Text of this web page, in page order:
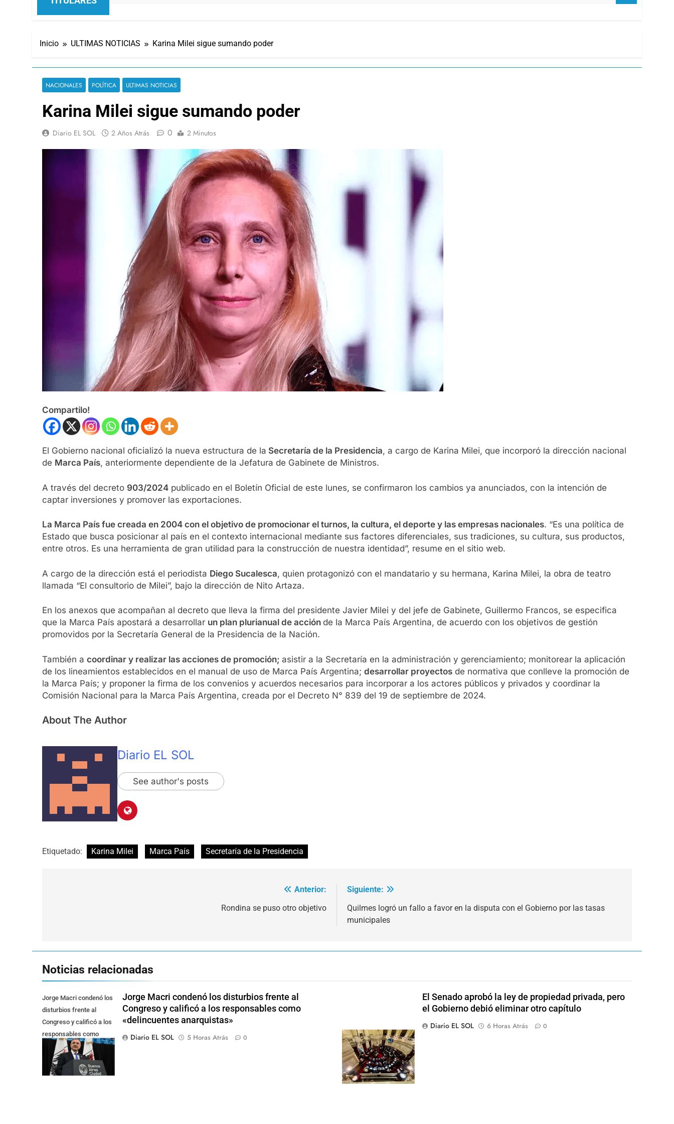
Inicio ULTIMAS NOTICIAS Karina Milei sigue sumando poder
NACIONALES POLÍTICA ULTIMAS NOTICIAS
Karina Milei sigue sumando poder
Diario EL SOL 2 Años Atrás 0 2 Minutos
Compartilo!
El Gobierno nacional oficializó la nueva estructura de la Secretaría de la Presidencia, a cargo de Karina Milei, que incorporó la dirección nacional
de Marca País, anteriormente dependiente de la Jefatura de Gabinete de Ministros.
A través del decreto 903/2024 publicado en el Boletín Oficial de este lunes, se confirmaron los cambios ya anunciados, con la intención de
captar inversiones y promover las exportaciones.
La Marca País fue creada en 2004 con el objetivo de promocionar el turnos, la cultura, el deporte y las empresas nacionales. “Es una política de
Estado que busca posicionar al país en el contexto internacional mediante sus factores diferenciales, sus tradiciones, su cultura, sus productos,
entre otros. Es una herramienta de gran utilidad para la construcción de nuestra identidad”, resume en el sitio web.
A cargo de la dirección está el periodista Diego Sucalesca, quien protagonizó con el mandatario y su hermana, Karina Milei, la obra de teatro
llamada “El consultorio de Milei”, bajo la dirección de Nito Artaza.
En los anexos que acompañan al decreto que lleva la firma del presidente Javier Milei y del jefe de Gabinete, Guillermo Francos, se especifica
que la Marca País apostará a desarrollar un plan plurianual de acción de la Marca País Argentina, de acuerdo con los objetivos de gestión
promovidos por la Secretaría General de la Presidencia de la Nación.
También a coordinar y realizar las acciones de promoción; asistir a la Secretaría en la administración y gerenciamiento; monitorear la aplicación
de los lineamientos establecidos en el manual de uso de Marca País Argentina; desarrollar proyectos de normativa que conlleve la promoción de
la Marca País; y proponer la firma de los convenios y acuerdos necesarios para incorporar a los actores públicos y privados y coordinar la
Comisión Nacional para la Marca País Argentina, creada por el Decreto N° 839 del 19 de septiembre de 2024.
About The Author
Diario EL SOL
See author's posts
Etiquetado: Karina Milei Marca País Secretaría de la Presidencia
Anterior:
Rondina se puso otro objetivo
Siguiente:
Quilmes logró un fallo a favor en la disputa con el Gobierno por las tasas
municipales
Noticias relacionadas
Jorge Macri condenó los
disturbios frente al
Congreso y calificó a los
responsables como
"delincuentes
anarquistas"
Jorge Macri condenó los disturbios frente al
Congreso y calificó a los responsables como
«delincuentes anarquistas»
Diario EL SOL
5 Horas Atrás 0
El Senado aprobó la ley de propiedad privada, pero
el Gobierno debió eliminar otro capítulo
Diario EL SOL
6 Horas Atrás 0